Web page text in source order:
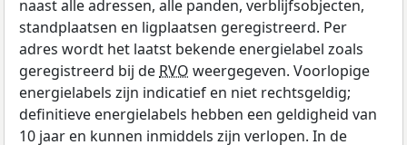
naast alle adressen, alle panden, verblijfsobjecten,
standplaatsen en ligplaatsen geregistreerd. Per
adres wordt het laatst bekende energielabel zoals
geregistreerd bij de RVO weergegeven. Voorlopige
energielabels zijn indicatief en niet rechtsgeldig;
definitieve energielabels hebben een geldigheid van
10 jaar en kunnen inmiddels zijn verlopen. In de